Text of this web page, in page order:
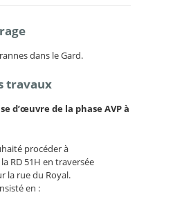
dans le Gard.
travaux
d’œuvre de la phase AVP à
procéder à
RD 51H en traversée
la rue du Royal.
en :